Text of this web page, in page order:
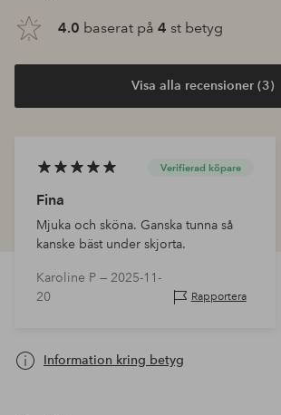
4.0 baserat på 4 st betyg
Visa alla recensioner (3)
Verifierad köpare
Fina
Mjuka och sköna. Ganska tunna så
kanske bäst under skjorta.
Karoline P — 2025-11-
20
Rapportera
Information kring betyg